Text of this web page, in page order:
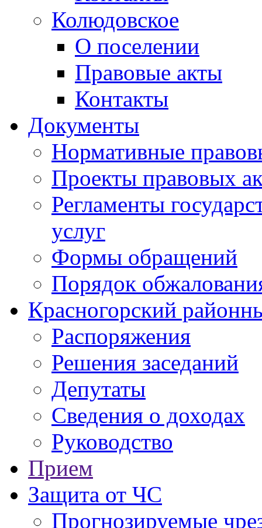
Колюдовское
О поселении
Правовые акты
Контакты
Документы
Нормативные
Проекты правовых
Регламенты
услуг
Формы обращений
Порядок
Красногорский
Распоряжения
Решения заседаний
Депутаты
Сведения о доходах
Руководство
Прием
Защита от ЧС
Прогнозируемые